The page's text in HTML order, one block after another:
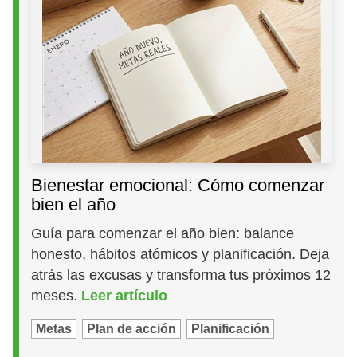
Bienestar emocional: Cómo comenzar
bien el año
Guía para comenzar el año bien: balance
honesto, hábitos atómicos y planificación. Deja
atrás las excusas y transforma tus próximos 12
meses. Leer artículo
Metas Plan de acción Planificación